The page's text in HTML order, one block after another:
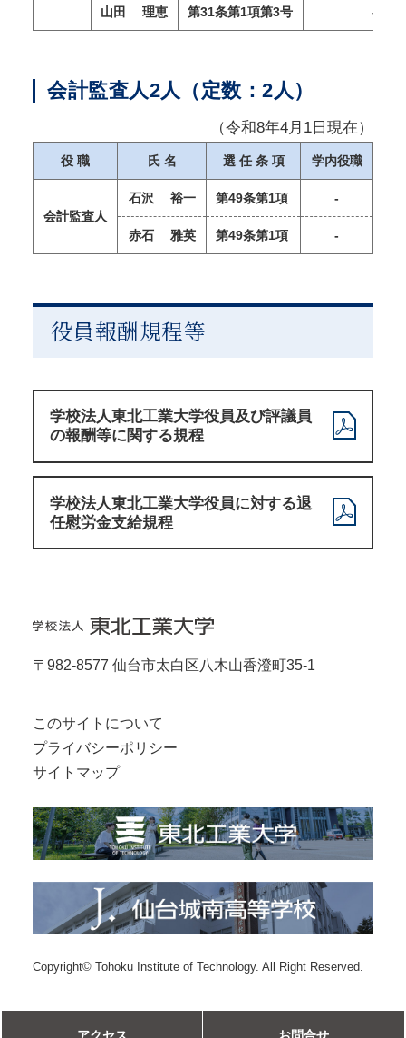
山田 理恵 第31条第1項第3号 –
会計監査人2人（定数：2人）
（令和8年4月1日現在）
役 職 氏 名 選 任 条 項 学内役職
会計監査人
石沢 裕一 第49条第1項 -
赤石 雅英 第49条第1項 -
役員報酬規程等
学校法人東北工業大学役員及び評議員
の報酬等に関する規程
学校法人東北工業大学役員に対する退
任慰労金支給規程
〒982-8577 仙台市太白区八木山香澄町35-1
このサイトについて
プライバシーポリシー
サイトマップ
Copyright© Tohoku Institute of Technology. All Right Reserved.